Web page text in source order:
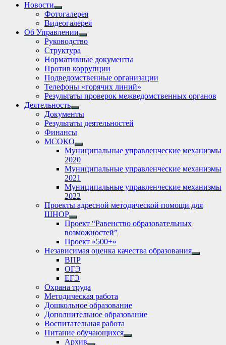
Новости
Show
sub
menu
Фотогалерея
Видеогалерея
Об Управлении
Show
sub
Руководство
Структура
Нормативные документы
Против коррупции
Подведомственные организации
Телефоны «горячих линий»
Результаты проверок межведомственных органов
Деятельность
Show
sub
menu
Документы
Результаты деятельностей
Финансы
МСОКО
Show
sub
menu
Муниципальные управленческие механизмы
2020
Муниципальные управленческие механизмы
2021
Муниципальные управленческие механизмы
2022
Проекты адресной методической помощи для
ШНОР
Show
sub
menu
Проект “Равенство образовательных
возможностей”
Проект «500+»
Независимая оценка качества образования
Show
ВПР
ОГЭ
ЕГЭ
Охрана труда
Методическая работа
Дошкольное образование
Дополнительное образование
Воспитательная работа
Питание обучающихся
Show
Архив